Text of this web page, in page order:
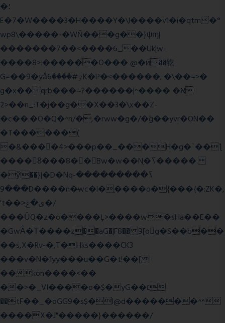
�؛
E�7�W����3�H����Y�\l����v1�i�qtm�°
wp8\�����-�WŇ���g��}ψɱ|
�������7��<����6_��Uk|w-
����8>:������O��� @�ӣ��䢀
G=��9�yǻٷ#����6K�P�<������; �\��=>�
g�x��qrb���~א� ����^|������?
2>��n_:T�j��g��X��3�\x��Z-
�c��.�O�Q�^n/�,�rww�g�/�ۧg��yvr�ON��
�T������(
�&����4>���p��_���H�g�`��ƪ
����8َ���8� �󳳦Bw�w��Nֻ�ߖ�����.
�ў!��}|�D�Nqߖ���������-
���9D����n�̶wc�l�֑����o�{���{�:ZK�,
't��>͍ى�ݝ�/
���ǙQ�z�o����Ļ>����w�sHa��E��
�GwǞ�Τ����z��aG�|F8�� 9[og�S��b��
��s,X�Rv-�,T�Hks����CK3
���v�N�1yy���u��G�t!��[
��kon����<��
��>�_VI����o�$�yG��׆
��tF��_�oGG9�s$�l@d�������^^
����X�J"�����}������/